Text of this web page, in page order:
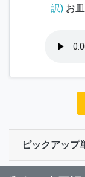
訳)お皿
ピックアップ